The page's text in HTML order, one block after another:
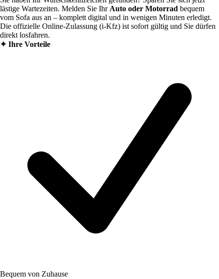
lästige Wartezeiten. Melden Sie Ihr Auto oder Motorrad bequem
vom Sofa aus an – komplett digital und in wenigen Minuten erledigt.
Die offizielle Online-Zulassung (i-Kfz) ist sofort gültig und Sie dürfen
direkt losfahren.
✦ Ihre Vorteile
Bequem von Zuhause